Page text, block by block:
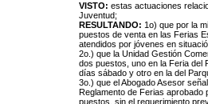
VISTO: estas actuaciones
Juventud;
RESULTANDO: 1o) que por la
puestos de venta en las Ferias
atendidos por jóvenes en
2o.) que la Unidad Gestión
dos puestos, uno en la Feria del
días sábado y otro en la del
3o.) que el Abogado Asesor
Reglamento de Ferias aprobado
puestos, sin el requerimiento